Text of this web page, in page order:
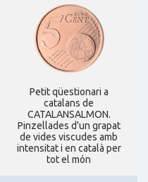
general a London
a Regne Unit
(UK)
i consolats
Petit qüestionari a
catalans de
CATALANSALMON.
Pinzellades d'un grapat
de vides viscudes amb
intensitat i en català per
tot el món